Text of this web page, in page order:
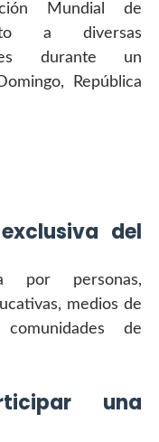
Mundial de
a diversas
durante un
República
del
por personas,
medios de
de
una